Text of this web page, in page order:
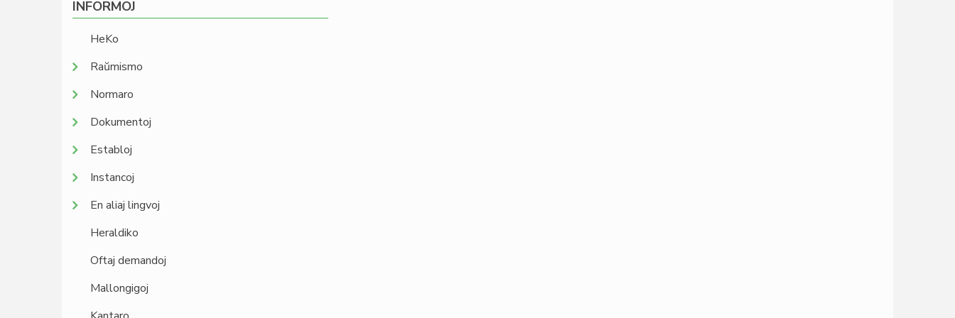
INFORMOJ
HeKo
Raŭmismo
Normaro
Dokumentoj
Establoj
Instancoj
En aliaj lingvoj
Heraldiko
Oftaj demandoj
Mallongigoj